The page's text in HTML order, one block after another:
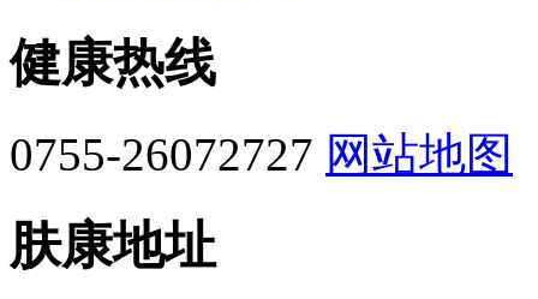
健康热线
0755-26072727 网站地图
肤康地址